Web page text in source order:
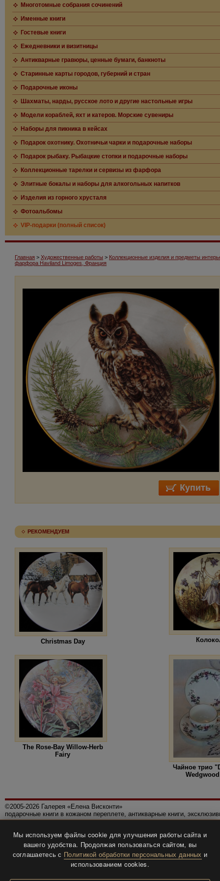
Многотомные собрания сочинений
Именные книги
Гостевые книги
Ежедневники и визитницы
Антикварные гравюры, ценные бумаги, банкноты
Старинные карты городов, губерний и стран
Подарочные иконы
Шахматы, нарды, русское лото и другие настольные игры
Модели кораблей, яхт и катеров. Морские сувениры
Наборы для пикника в кейсах
Подарок охотнику. Охотничьи чарки и подарочные наборы
Подарок рыбаку. Рыбацкие стопки и подарочные наборы
Коллекционные тарелки и сервизы из фарфора
Элитные бокалы и наборы для алкогольных напитков
Изделия из горного хрусталя
Фотоальбомы
VIP-подарки (полный список)
Главная > Художественные работы > Коллекционные изделия и предметы
фарфора Haviland Limoges, Франция
РЕКОМЕНДУЕМ
Christmas Day
The Rose-Bay Willow-Herb
Fairy
Чайное трио
©2005-2026 Галерея «Елена Висконти»
подарочные книги в кожаном переплете, антикварные книги,
Политика конфиденциальности
Все права защищены.
Разработка и дизайнBTV-info.
Мы используем файлы cookie для улучшения работы сайта и
вашего удобства. Продолжая пользоваться сайтом, вы
соглашаетесь с Политикой обработки персональных данных и
использованием cookies.